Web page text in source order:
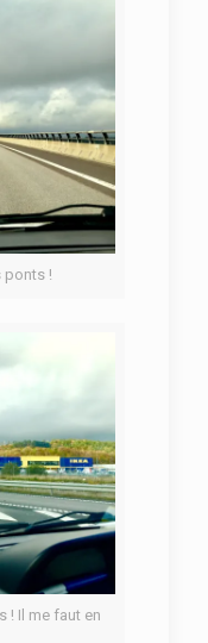
ponts !
! Il me faut en